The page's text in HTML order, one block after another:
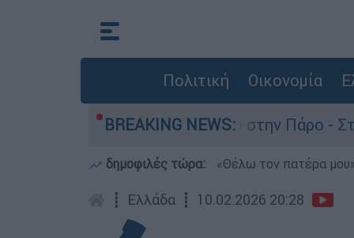
Πολιτική Οικονομία
BREAKING NEWS:
τον θάνατο του 4χρονου στην Πάρο - Στο
δημοφιλές τώρα: «Θέλω τον πατέρα
┋ Ελλάδα ┋ 10.02.2026 20:28